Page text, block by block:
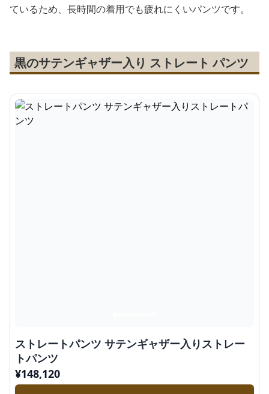
ているため、長時間の着用でも疲れにくいパンツです。
黒のサテンギャザー入り ストレート パンツ
ストレートパンツ サテンギャザー入りストレー
トパンツ
¥148,120